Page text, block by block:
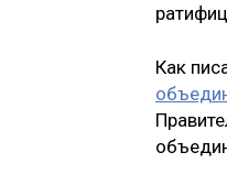
Как